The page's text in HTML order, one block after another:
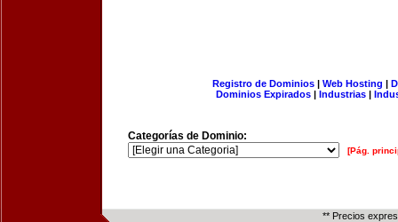
Registro de Dominios| Web Hosting |
Dominios Expirados | Industrias |
Categorías de Dominio:
[Pág.
** Precios